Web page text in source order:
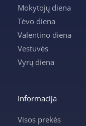
Mokytojų diena
Tėvo diena
Valentino diena
Vestuvės
Vyrų diena
Informacija
Visos prekės